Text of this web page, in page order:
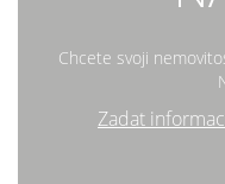
Chcete svoji
Zadat